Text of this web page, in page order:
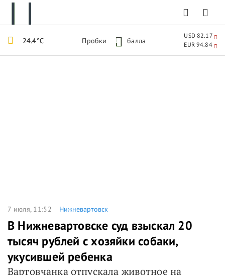
7 июля, 11:52 Нижневартовск
В Нижневартовске суд взыскал 20
тысяч рублей с хозяйки собаки,
укусившей ребенка
Вартовчанка отпускала животное на
24.4°C Пробки 1 балла
USD 82.17
EUR 94.84